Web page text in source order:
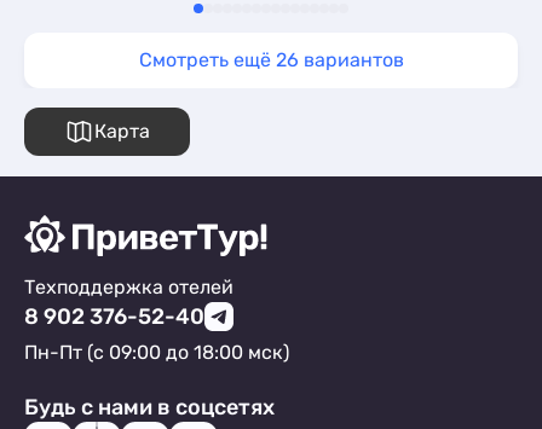
Смотреть ещё 26 вариантов
Карта
Техподдержка отелей
8 902 376-52-40
Пн-Пт (с 09:00 до 18:00 мск)
Будь с нами в соцсетях